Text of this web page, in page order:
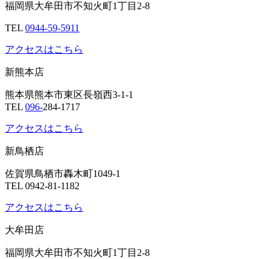
福岡県大牟田市不知火町1丁目2-8
TEL 0944-59-5911
アクセスはこちら
新熊本店
熊本県熊本市東区長嶺西3-1-1
TEL 096-284-1717
アクセスはこちら
新鳥栖店
佐賀県鳥栖市轟木町1049-1
TEL 0942-81-1182
アクセスはこちら
大牟田店
福岡県大牟田市不知火町1丁目2-8